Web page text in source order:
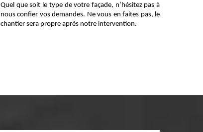
Quel que soit le type de votre façade, n’hésitez pas à
nous confier vos demandes. Ne vous en faites pas, le
chantier sera propre après notre intervention.